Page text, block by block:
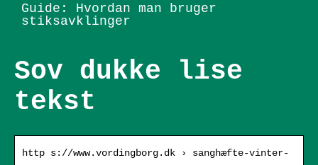
Guide: Hvordan man bruger
stiksavklinger
Sov dukke lise
tekst
http s://www.vordingborg.dk › sanghæfte-vinter-